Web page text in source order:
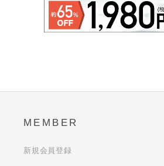
MEMBER
新規会員登録